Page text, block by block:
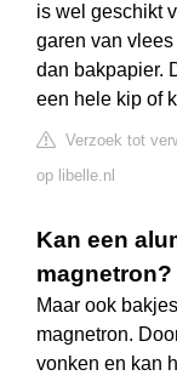
is wel geschikt
garen van
dan bakpapier.
een hele kip of
Verzoek tot
op libelle.nl
Kan een
magnetron?
Maar ook
magnetron.
vonken en kan